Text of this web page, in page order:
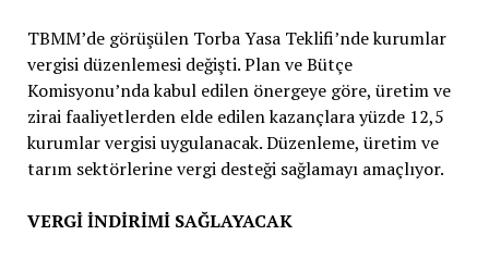
TBMM’de görüşülen Torba Yasa Teklifi’nde kurumlar
vergisi düzenlemesi değişti. Plan ve Bütçe
Komisyonu’nda kabul edilen önergeye göre, üretim ve
zirai faaliyetlerden elde edilen kazançlara yüzde 12,5
kurumlar vergisi uygulanacak. Düzenleme, üretim ve
tarım sektörlerine vergi desteği sağlamayı amaçlıyor.
VERGİ İNDİRİMİ SAĞLAYACAK